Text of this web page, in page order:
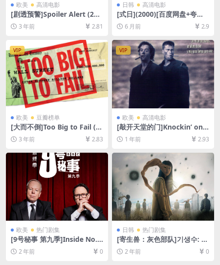
欧美 高清电影
[剧透预警]Spoiler Alert (202
2)[百度网盘+迅雷云盘资源10
80P超清未删减][MP4/7GB]
3 年前 2.81
日韩 高清电影
[式日](2000)[百度网盘+夸克
网盘1080P超清未删减资源]
[网盘在线播放/下载][MP4/8.
7GB][中文字幕]
6 月前 2.9
VIP
欧美 豆瓣榜单
[大而不倒]Too Big to Fail (2
011)[百度网盘+夸克网盘1080
P超清未删减资源][网盘在线播
3 年前 2.83
VIP
欧美 高清电影
[敲开天堂的门]Knockin’ on
Heaven’s Door (1997)[百度
网盘+夸克网盘1080P超清未
载][MP4/6.2GB][中文字幕]
1 年前 2.93
欧美 热门剧集
[9号秘事 第九季]Inside No. 9
Season 9 (2024)[百度网盘
+夸克网盘1080P超清未删减
2 年前 0
日韩 热门剧集
[寄生兽：灰色部队]기생수: 더
그레이 (2024)[百度网盘+夸克
网盘1080P超清未删减资源]
2 年前 0